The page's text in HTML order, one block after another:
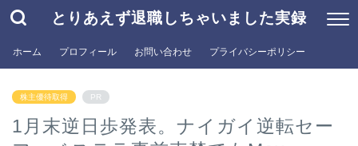
とりあえず退職しちゃいました実録
ホーム プロフィール お問い合わせ プライバシーポリシー
株主優待取得 PR
1月末逆日歩発表。ナイガイ逆転セー